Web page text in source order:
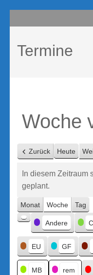
Inhalt
(Enter
drücken)
compurem
Termine
Woche
Zurück Heute
In diesem Zeitraum
geplant.
Monat Woche Tag
Kategorien
Kategorie
ohne
Titel
Andere
EU GF
MB rem